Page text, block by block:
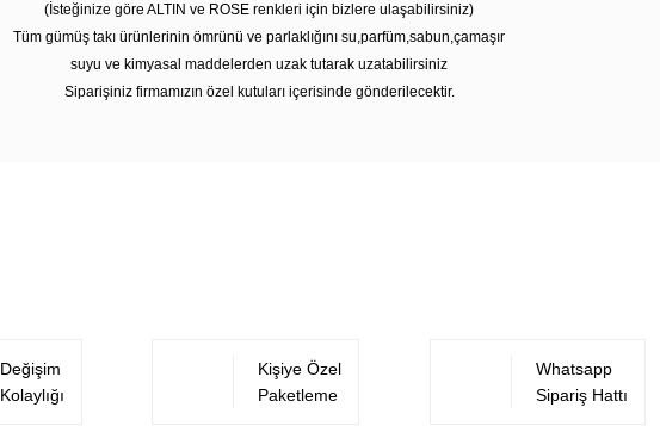
(İsteğinize göre ALTIN ve ROSE renkleri için bizlere ulaşabilirsiniz)
Tüm gümüş takı ürünlerinin ömrünü ve parlaklığını su,parfüm,sabun,çamaşır
suyu ve kimyasal maddelerden uzak tutarak uzatabilirsiniz
Siparişiniz firmamızın özel kutuları içerisinde gönderilecektir.
Değişim
Kolaylığı
Kişiye Özel
Paketleme
Whatsapp
Sipariş Hattı